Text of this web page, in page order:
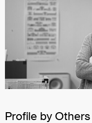
Profile by Others